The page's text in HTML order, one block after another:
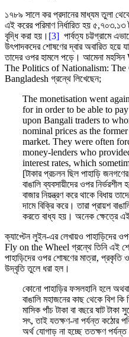
১৭৮৯ সালে কর প্রদানের মাধ্যম তুলা
এই করের পরিমাণ নির্ধারিত হয়
বৃদ্ধি করা হয়। [3] পার্বত্য চট্টগ্রামে
উৎপাদকদের শোষণের দ্বার অবারিত হয়ে
তাদের ওপর হামলে পড়ে। আমেনা
The Politics of Nationalism:
Bangladesh গ্রন্থে লিখেছেন;
The monetisation went
for in order to be able to
upon Bangali traders to
nominal prices as the
market. They were often
money-lenders who
interest rates, which
[টাকার প্রচলন ছিল পাহাড়ি
বাঙালি ব্যবসায়ীদের ওপর
বাজার নিয়ন্ত্রণ করে থাকে বিধায়
দামে বিক্রি করে। তারা প্রায়শ
করতে বাধ্য হয়। অনেক ক্ষেত্রে
ক্যাপ্টেন লুইন-এর লেখায়ও পাহাড়িদের
Fly on the Wheel গ্রন্থে তিনি এই
পাহাড়িদের ওপর শোষণের মাত্রা, প্রকৃতি
উদ্বৃতি তুলে ধরা হল।
কোনো পাহাড়ির ফসলহানি হলে
বাঙালি মহাজনের কাছ থেকে বিশ
মাসিক পাঁচ টাকা বা বছরে ষাট
সৎ, তাই যতক্ষণ-না পর্যন্ত কঠোর
অর্থ যোগাড় না হচ্ছে ততক্ষণ